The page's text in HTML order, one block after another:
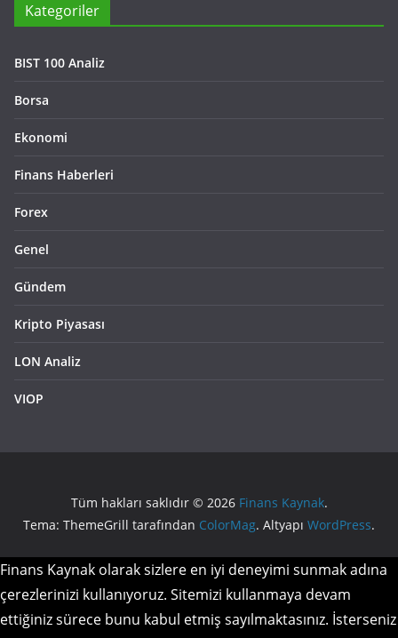
Kategoriler
BIST 100 Analiz
Borsa
Ekonomi
Finans Haberleri
Forex
Genel
Gündem
Kripto Piyasası
LON Analiz
VIOP
Tüm hakları saklıdır © 2026 Finans Kaynak.
Tema: ThemeGrill tarafından ColorMag. Altyapı WordPress.
Finans Kaynak olarak sizlere en iyi deneyimi sunmak adına
çerezlerinizi kullanıyoruz. Sitemizi kullanmaya devam
ettiğiniz sürece bunu kabul etmiş sayılmaktasınız. İsterseniz